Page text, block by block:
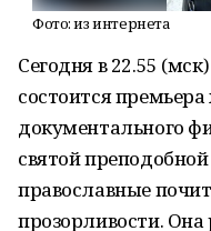
Фото: из интернета
Сегодня в 22.55
состоится
документального
святой
православные
прозорливости. Она